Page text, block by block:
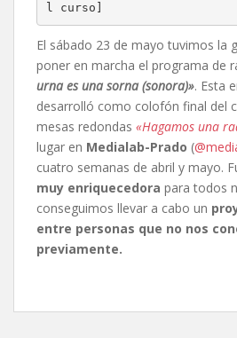
l curso]
El sábado 23 de mayo tuvimos la
poner en marcha el programa de
urna es una sorna (sonora)». Esta
desarrolló como colofón final del
mesas redondas «Hagamos una
lugar en Medialab-Prado (
cuatro semanas de abril y mayo.
muy enriquecedora para todos
conseguimos llevar a cabo un
entre personas que no nos
previamente.